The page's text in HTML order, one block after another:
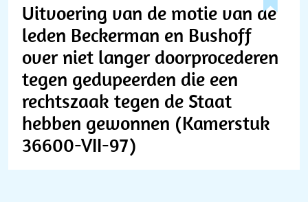
Uitvoering van de motie van de
leden Beckerman en Bushoff
over niet langer doorprocederen
tegen gedupeerden die een
rechtszaak tegen de Staat
hebben gewonnen (Kamerstuk
36600-VII-97)